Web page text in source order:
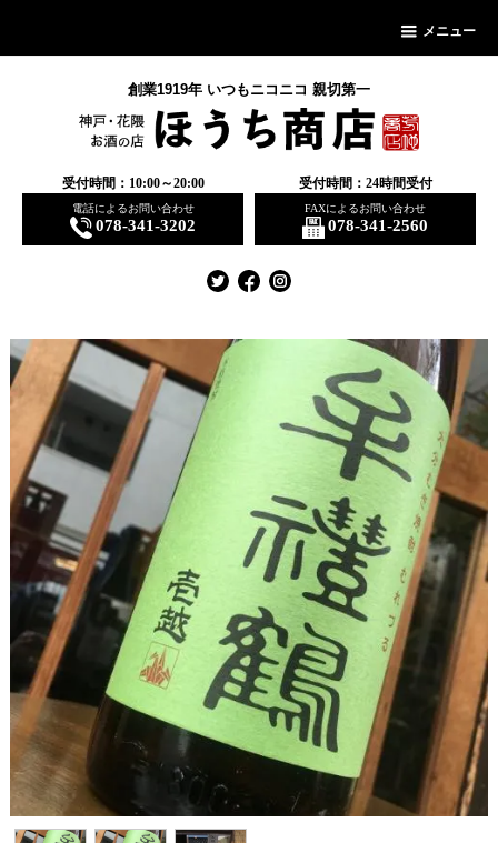
メニュー
創業1919年 いつもニコニコ 親切第一
受付時間：10:00～20:00
電話によるお問い合わせ
078-341-3202
受付時間：24時間受付
FAXによるお問い合わせ
078-341-2560